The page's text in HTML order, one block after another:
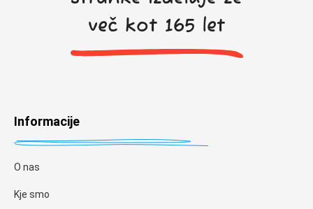
več kot 165 let
Informacije
O nas
Kje smo